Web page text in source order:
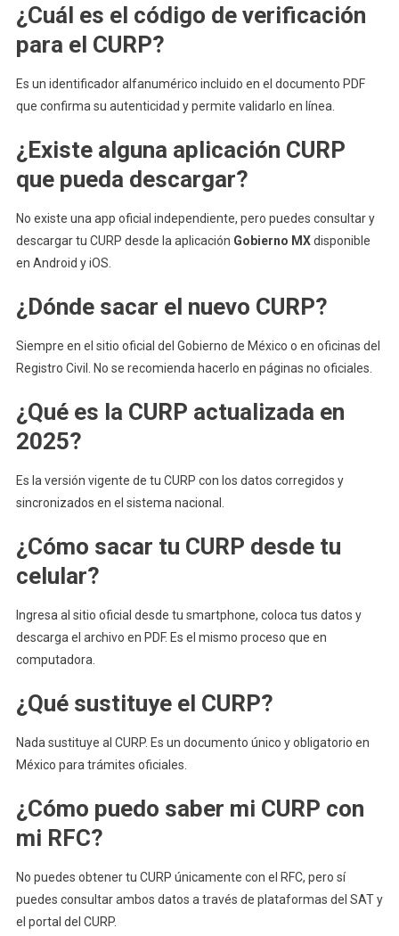
¿Cuál es el código de verificación
para el CURP?
Es un identificador alfanumérico incluido en el documento PDF
que confirma su autenticidad y permite validarlo en línea.
¿Existe alguna aplicación CURP
que pueda descargar?
No existe una app oficial independiente, pero puedes consultar y
descargar tu CURP desde la aplicación Gobierno MXdisponible
en Android y iOS.
¿Dónde sacar el nuevo CURP?
Siempre en el sitio oficial del Gobierno de México o en oficinas del
Registro Civil. No se recomienda hacerlo en páginas no oficiales.
¿Qué es la CURP actualizada en
2025?
Es la versión vigente de tu CURP con los datos corregidos y
sincronizados en el sistema nacional.
¿Cómo sacar tu CURP desde tu
celular?
Ingresa al sitio oficial desde tu smartphone, coloca tus datos y
descarga el archivo en PDF. Es el mismo proceso que en
computadora.
¿Qué sustituye el CURP?
Nada sustituye al CURP. Es un documento único y obligatorio en
México para trámites oficiales.
¿Cómo puedo saber mi CURP con
mi RFC?
No puedes obtener tu CURP únicamente con el RFC, pero sí
puedes consultar ambos datos a través de plataformas del SAT y
el portal del CURP.